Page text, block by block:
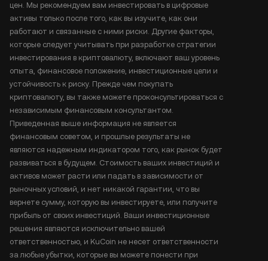
цен. Мы рекомендуем вам инвестировать в цифровые
активы только после того, как вы изучите, как они
работают и связанные с ними риски. Другие факторы,
которые следует учитывать при разработке стратегии
инвестирования в криптовалюту, включают ваш уровень
опыта, финансовое положение, инвестиционные цели и
устойчивость к риску. Прежде чем покупать
криптовалюту, вы также можете проконсультироваться с
независимым финансовым консультантом.
Приведенная выше информация не является
финансовым советом, и прошлые результаты не
являются надежным индикатором того, как рынок будет
развиваться в будущем. Стоимость ваших инвестиций и
активов может расти или падать в зависимости от
рыночных условий, и нет никакой гарантии, что вы
вернете сумму, которую вы инвестируете, или получите
прибыль от своих инвестиций. Ваши инвестиционные
решения являются исключительно вашей
ответственностью, и KuCoin не несет ответственности
за любые убытки, которые вы можете понести при